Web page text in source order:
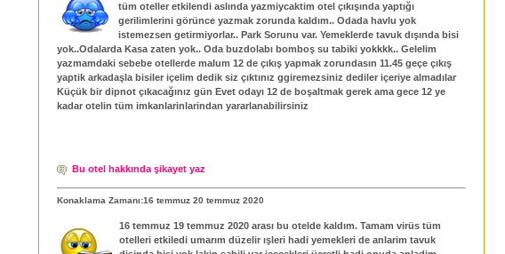
tüm oteller etkilendi aslında yazmiycaktim otel çıkışında yaptığı
gerilimlerini görünce yazmak zorunda kaldım.. Odada havlu yok
istemezsen getirmiyorlar.. Park Sorunu var. Yemeklerde tavuk dışında bisi
yok..Odalarda Kasa zaten yok.. Oda buzdolabı bomboş su tabiki yokkkk.. Gelelim
yazmamdaki sebebe otellerde malum 12 de çıkış yapmak zorundasın 11.45 geçe çıkış
yaptik arkadaşla bisiler içelim dedik siz çıktınız ggiremezsiniz dediler içeriye almadılar
Küçük bir dipnot çıkacağınız gün Evet odayı 12 de boşaltmak gerek ama gece 12 ye
kadar otelin tüm imkanlarinlarindan yararlanabilirsiniz
Bu otel hakkında şikayet yaz
Konaklama Zamanı:16 temmuz 20 temmuz 2020
16 temmuz 19 temmuz 2020 arası bu otelde kaldım. Tamam virüs tüm
otelleri etkiledi umarım düzelir ışleri hadi yemekleri de anlarim tavuk